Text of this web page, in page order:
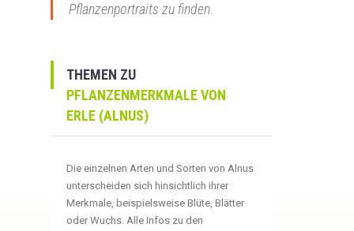
Pflanzenportraits zu finden.
THEMEN ZU
PFLANZENMERKMALE VON
ERLE (ALNUS)
Die einzelnen Arten und Sorten von Alnus
unterscheiden sich hinsichtlich ihrer
Merkmale, beispielsweise Blüte, Blätter
oder Wuchs. Alle Infos zu den